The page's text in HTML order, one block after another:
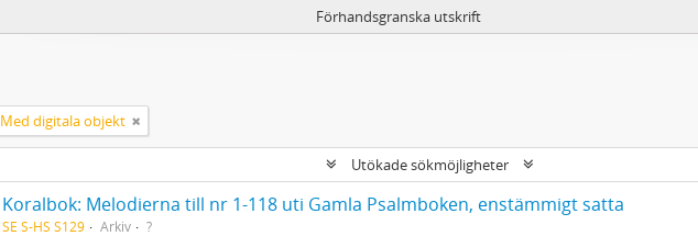
Förhandsgranska utskrift
Med digitala objekt
Utökade sökmöjligheter
Koralbok: Melodierna till nr 1-118 uti Gamla Psalmboken, enstämmigt satta
SE S-HS S129 Arkiv ?